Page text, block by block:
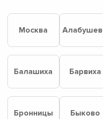
Москва
Балашиха Барвиха
Бронницы Быково